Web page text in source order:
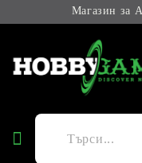
Магазин за